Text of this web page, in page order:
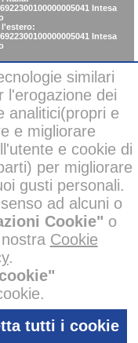
Intesa
l'estero:
Intesa
state corrette negli
di intelligenza
sono reali e non sono
marchio
mani dei nostri
che vieta
similari
l'erogazione dei
analitici(propri e
e migliorare
e cookie di
per migliorare
gusti personali.
ad alcuni o
Cookie" o
Cookie
.